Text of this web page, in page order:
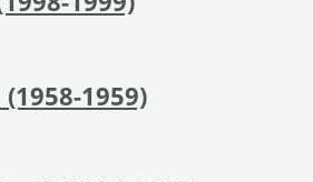
1959)